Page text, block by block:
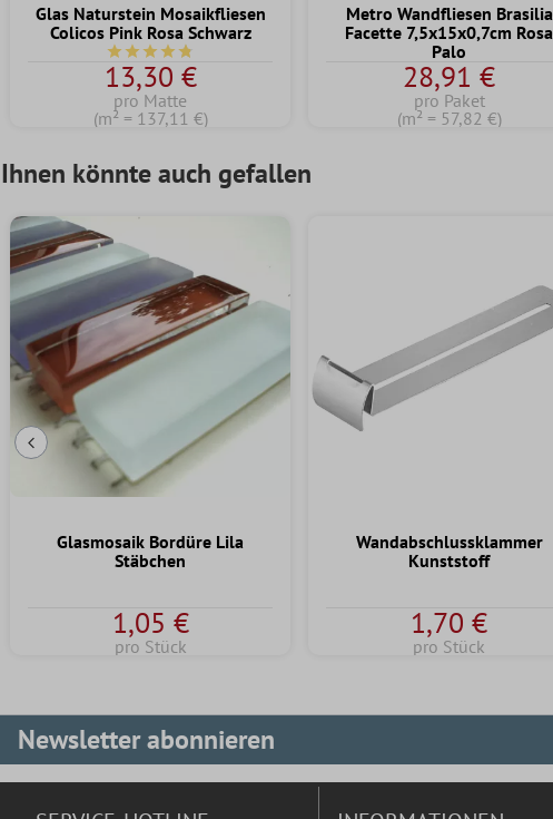
Glas Naturstein Mosaikfliesen
Colicos Pink Rosa Schwarz
Durchschnittliche Bewertung von 4.7 von 5 Sternen
13,30 €
pro Matte
(m² = 137,11 €)
Metro Wandfliesen Brasilia
Facette 7,5x15x0,7cm Rosa
Palo
28,91 €
pro Paket
(m² = 57,82 €)
Ihnen könnte auch gefallen
Vorherige Folie
Glasmosaik Bordüre Lila
Stäbchen
1,05 €
pro Stück
Wandabschlussklammer
Kunststoff
1,70 €
pro Stück
Newsletter abonnieren